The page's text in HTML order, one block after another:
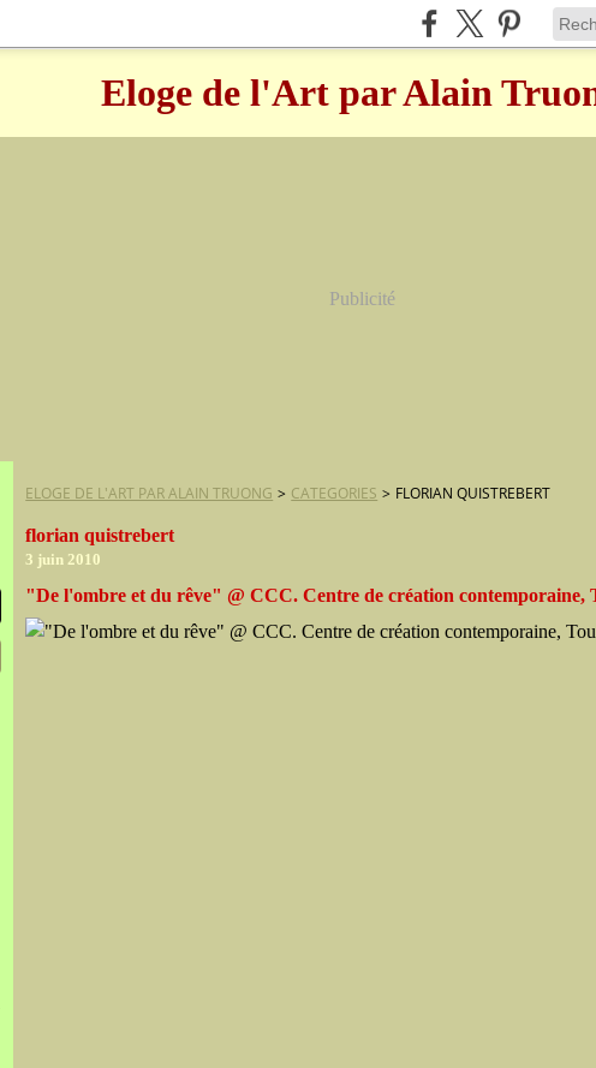
Eloge de l'Art par Alain
Publicité
ELOGE DE L'ART PAR ALAIN TRUONG > CATEGORIES > FLORIAN QUISTREBERT
florian quistrebert
3 juin 2010
"De l'ombre et du rêve" @ CCC. Centre de création contemporaine,